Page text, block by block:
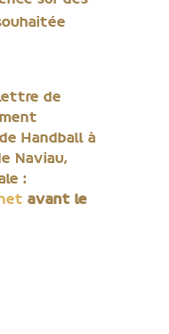
de
Handball à
Naviau,
:
avant le